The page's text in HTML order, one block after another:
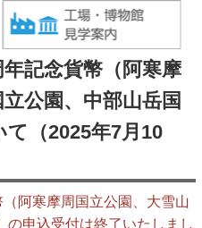
記念貨幣（阿寒摩
公園、中部山岳国
（2025年7月10
阿寒摩周国立公園、大雪山
の申込受付は終了いたしまし